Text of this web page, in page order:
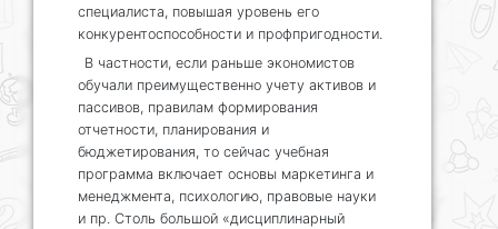
специалиста, повышая уровень его
конкурентоспособности и профпригодности.
В частности, если раньше экономистов
обучали преимущественно учету активов и
пассивов, правилам формирования
отчетности, планирования и
бюджетирования, то сейчас учебная
программа включает основы маркетинга и
менеджмента, психологию, правовые науки
и пр. Столь большой «дисциплинарный